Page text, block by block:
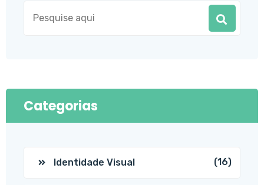
Categorias
Identidade Visual (16)